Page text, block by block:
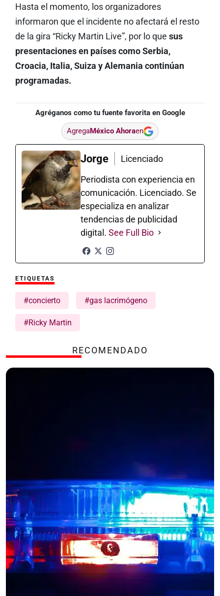
Hasta el momento, los organizadores
informaron que el incidente no afectará el resto
de la gira “Ricky Martin Live”, por lo que sus
presentaciones en países como Serbia,
Croacia, Italia, Suiza y Alemania continúan
programadas.
Agréganos como tu fuente favorita en Google
AgregaMéxico Ahoraen
Jorge
Licenciado
Periodista con experiencia en
comunicación. Licenciado. Se
especializa en analizar
tendencias de publicidad
digital. See Full Bio
ETIQUETAS
#concierto #gas lacrimógeno
#Ricky Martin
RECOMENDADO